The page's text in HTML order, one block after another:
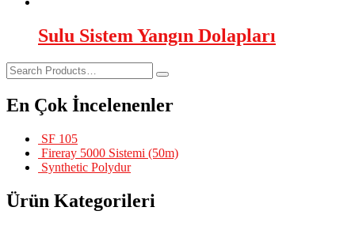
Sulu Sistem Yangın Dolapları
En Çok İncelenenler
SF 105
Fireray 5000 Sistemi (50m)
Synthetic Polydur
Ürün Kategorileri